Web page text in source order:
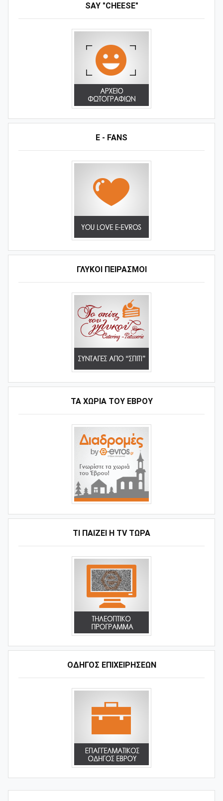
SAY "CHEESE"
E - FANS
ΓΛΥΚΟΊ ΠΕΙΡΑΣΜΟΊ
ΤΑ ΧΩΡΙΆ ΤΟΥ ΈΒΡΟΥ
ΤΙ ΠΑΊΖΕΙ Η ΤV ΤΏΡΑ
ΟΔΗΓΌΣ ΕΠΙΧΕΙΡΉΣΕΩΝ